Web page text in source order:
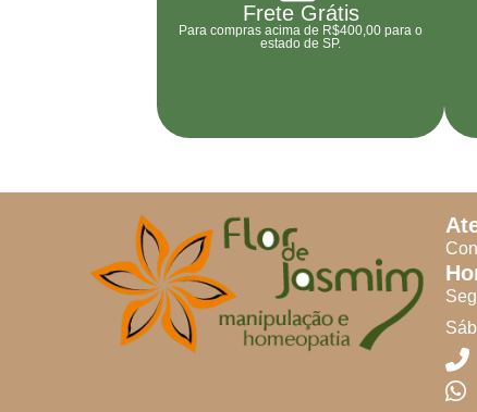
Frete Grátis
Para compras acima de R$400,00 para o
estado de SP.